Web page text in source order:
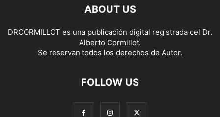
ABOUT US
DRCORMILLOT es una publicación digital registrada del Dr.
Alberto Cormillot.
Se reservan todos los derechos de Autor.
FOLLOW US